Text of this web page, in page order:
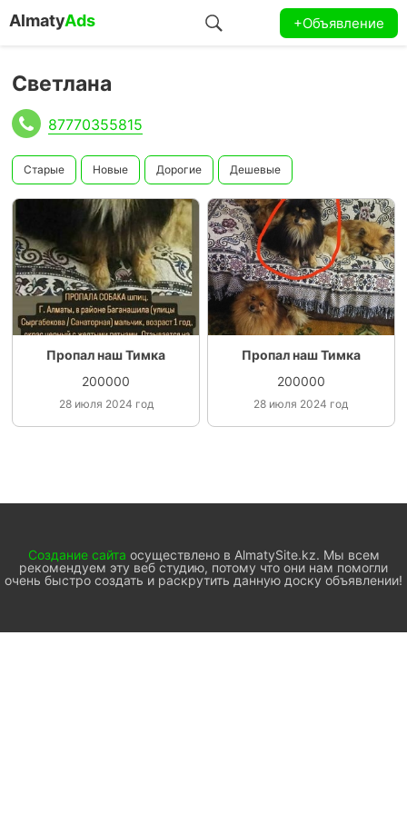
AlmatyAds +Объявление
Светлана
87770355815
Старые Новые Дорогие Дешевые
Пропал наш Тимка
200000
28 июля 2024 год
Пропал наш Тимка
200000
28 июля 2024 год
Создание сайта осуществлено в AlmatySite.kz. Мы всем
рекомендуем эту веб студию, потому что они нам помогли
очень быстро создать и раскрутить данную доску объявлении!